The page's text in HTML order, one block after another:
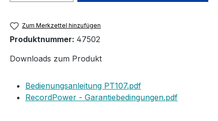
Zum Merkzettel hinzufügen
Produktnummer: 47502
Downloads zum Produkt
Bedienungsanleitung PT107.pdf
RecordPower - Garantiebedingungen.pdf